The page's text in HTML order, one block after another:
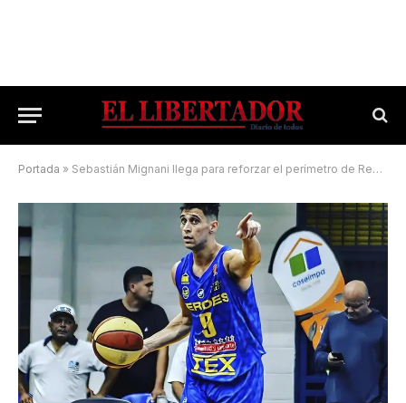
Portada » Sebastián Mignani llega para reforzar el perímetro de Regatas